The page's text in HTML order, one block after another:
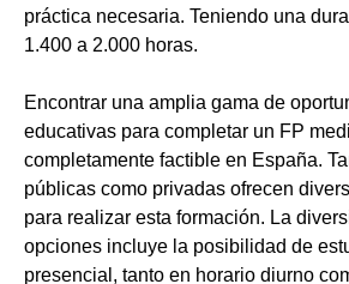
práctica necesaria. Teniendo una
1.400 a 2.000 horas.
Encontrar una amplia gama de
educativas para completar un FP
completamente factible en España.
públicas como privadas ofrecen
para realizar esta formación. La
opciones incluye la posibilidad de
presencial, tanto en horario diurno